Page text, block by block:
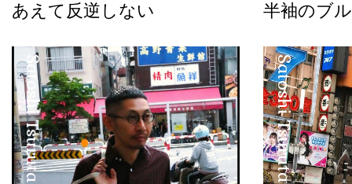
あえて反逆しない 半袖のブ
Satoshi Tsuruta Satoshi Tsuruta